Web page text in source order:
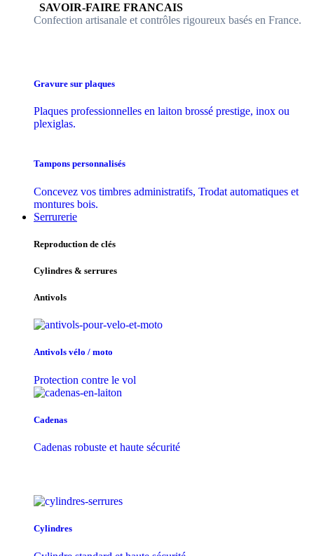
​SAVOIR-FAIRE FRANCAIS
Confection artisanale et contrôles ​rigoureux basés en France.
Gravure sur plaques
Plaques professionnelles en laiton brossé prestige, inox ou
plexiglas.
Tampons personnalisés
Concevez vos timbres administratifs, Trodat automatiques et
montures bois.
Serrurerie
Reproduction de clés
Cylindres & serrures
Antivols
Antivols vélo / moto
Protection contre le vol
Cadenas
Cadenas robuste et haute sécurité
Cylindres